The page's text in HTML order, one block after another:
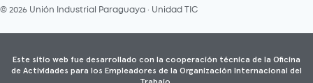
© 2026 Unión Industrial Paraguaya · Unidad TIC
Este sitio web fue desarrollado con la cooperación técnica de la Oficina
de Actividades para los Empleadores de la Organización Internacional del